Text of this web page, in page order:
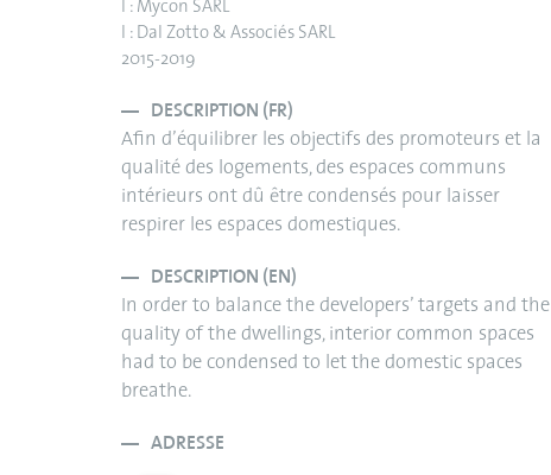
I : Mycon SARL
I : Dal Zotto & Associés SARL
2015-2019
DESCRIPTION (FR)
Afin d’équilibrer les objectifs des promoteurs et la
qualité des logements, des espaces communs
intérieurs ont dû être condensés pour laisser
respirer les espaces domestiques.
DESCRIPTION (EN)
In order to balance the developers’ targets and the
quality of the dwellings, interior common spaces
had to be condensed to let the domestic spaces
breathe.
ADRESSE